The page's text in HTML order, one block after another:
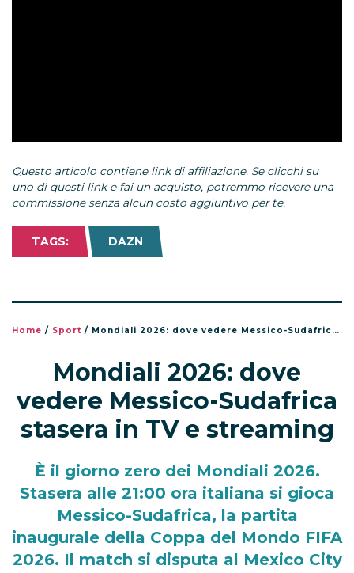
Questo articolo contiene link di affiliazione. Se clicchi su
uno di questi link e fai un acquisto, potremmo ricevere una
commissione senza alcun costo aggiuntivo per te.
TAGS: DAZN
Home / Sport / Mondiali 2026: dove vedere Messico-Sudafrica stasera in TV e streaming
Mondiali 2026: dove
vedere Messico-Sudafrica
stasera in TV e streaming
È il giorno zero dei Mondiali 2026.
Stasera alle 21:00 ora italiana si gioca
Messico-Sudafrica, la partita
inaugurale della Coppa del Mondo FIFA
2026. Il match si disputa al Mexico City